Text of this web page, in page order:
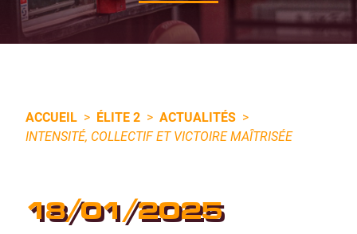
ACCUEIL > ÉLITE 2 > ACTUALITÉS >
INTENSITÉ, COLLECTIF ET VICTOIRE MAÎTRISÉE
18/01/2025